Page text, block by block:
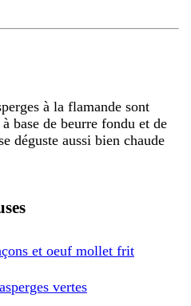
à la flamande sont
base de beurre fondu et de
déguste aussi bien chaude
et oeuf mollet frit
vertes